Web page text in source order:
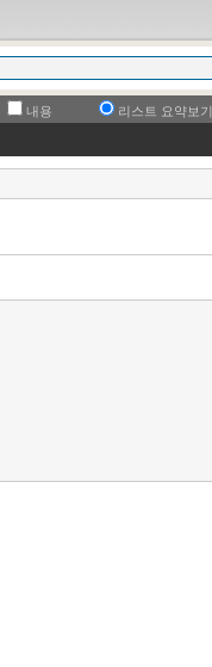
내용 리스트 요약보기